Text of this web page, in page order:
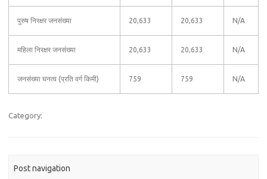
पुरुष निरक्षर जनसंख्या 20,633 20,633 N/A
महिला निरक्षर जनसंख्या 20,633 20,633 N/A
जनसंख्या घनत्व (प्रति वर्ग किमी) 759 759 N/A
Category:
Post navigation